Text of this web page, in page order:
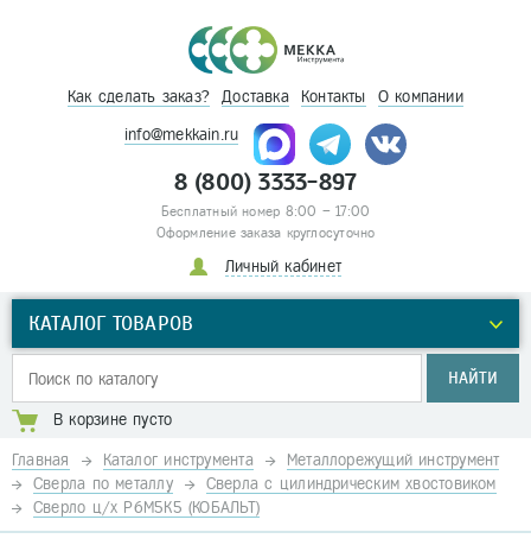
Как сделать заказ? Доставка Контакты О компании
info@mekkain.ru
8 (800) 3333-897
Бесплатный номер 8:00 – 17:00
Оформление заказа круглосуточно
Личный кабинет
КАТАЛОГ ТОВАРОВ
НАЙТИ
В корзине пусто
Главная Каталог инструмента
Металлорежущий инструмент
Сверла по металлу
Сверла с цилиндрическим хвостовиком
Сверло ц/х Р6М5К5 (КОБАЛЬТ)